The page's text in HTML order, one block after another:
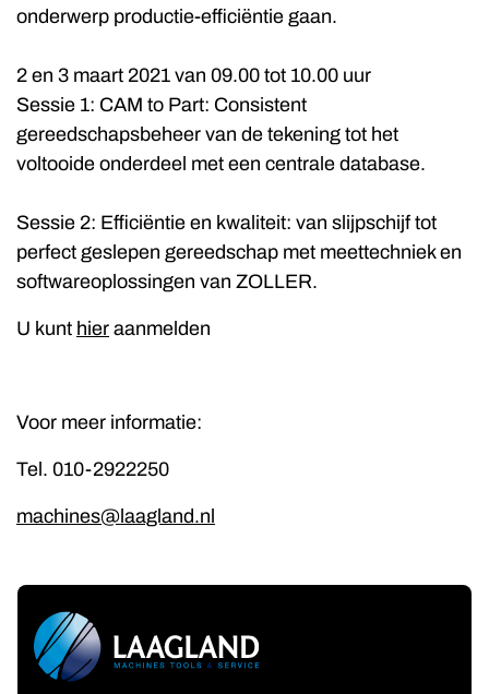
onderwerp productie-efficiëntie gaan.
2 en 3 maart 2021 van 09.00 tot 10.00 uur
Sessie 1: CAM to Part: Consistent
gereedschapsbeheer van de tekening tot het
voltooide onderdeel met een centrale database.
Sessie 2: Efficiëntie en kwaliteit: van slijpschijf tot
perfect geslepen gereedschap met meettechniek en
softwareoplossingen van ZOLLER.
U kunt hier aanmelden
Voor meer informatie:
Tel. 010-2922250
machines@laagland.nl